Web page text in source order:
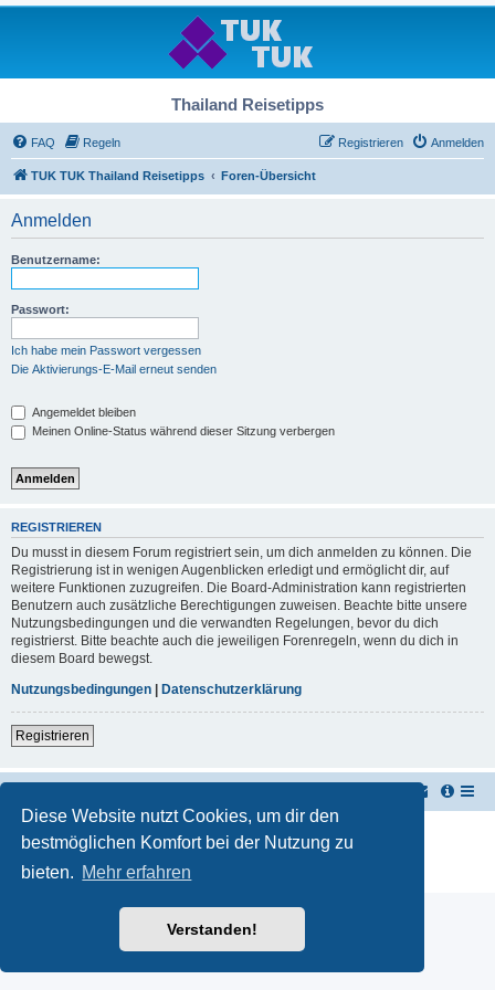
Diese Website nutzt Cookies, um dir den
bestmöglichen Komfort bei der Nutzung zu
bieten. Mehr erfahren
Verstanden!
Thailand Reisetipps
FAQ Regeln Anmelden
Registrieren
TUK TUK Thailand Reisetipps Foren-Übersicht
Anmelden
Benutzername:
Passwort:
Ich habe mein Passwort vergessen
Die Aktivierungs-E-Mail erneut senden
Angemeldet bleiben
Meinen Online-Status während dieser Sitzung verbergen
REGISTRIEREN
Du musst in diesem Forum registriert sein, um dich anmelden zu können. Die
Registrierung ist in wenigen Augenblicken erledigt und ermöglicht dir, auf
weitere Funktionen zuzugreifen. Die Board-Administration kann registrierten
Benutzern auch zusätzliche Berechtigungen zuweisen. Beachte bitte unsere
Nutzungsbedingungen und die verwandten Regelungen, bevor du dich
registrierst. Bitte beachte auch die jeweiligen Forenregeln, wenn du dich in
diesem Board bewegst.
Nutzungsbedingungen
Datenschutzerklärung
Registrieren
Deutsche Übersetzung durchphpBB.de
Datenschutz